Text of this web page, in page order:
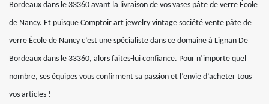
Bordeaux dans le 33360 avant la livraison de vos vases pâte de verre École
de Nancy. Et puisque Comptoir art jewelry vintage société vente pâte de
verre École de Nancy c’est une spécialiste dans ce domaine à Lignan De
Bordeaux dans le 33360, alors faites-lui confiance. Pour n’importe quel
nombre, ses équipes vous confirment sa passion et l’envie d’acheter tous
vos articles !